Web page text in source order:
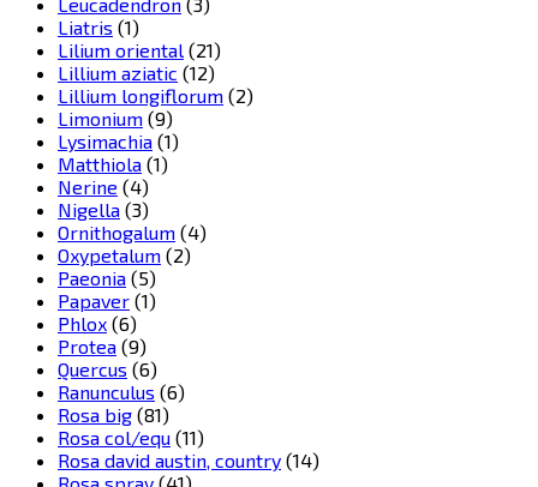
Liatris (1)
Lilium oriental (21)
Lillium aziatic (12)
Lillium longiflorum (2)
Limonium (9)
Lysimachia (1)
Matthiola (1)
Nerine (4)
Nigella (3)
Ornithogalum (4)
Oxypetalum (2)
Paeonia (5)
Papaver (1)
Phlox (6)
Protea (9)
Quercus (6)
Ranunculus (6)
Rosa big (81)
Rosa col/equ (11)
Rosa david austin, country (14)
Rosa spray (41)